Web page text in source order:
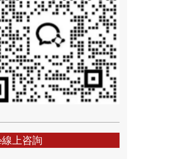
上咨詢